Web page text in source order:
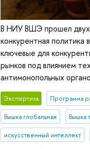
В НИУ ВШЭ прошел
конкурентная политика
ключевые для
рынков под влиянием
антимонопольных
Экспертиза Программа
Вышка глобальная Вышка
искусственный интеллект